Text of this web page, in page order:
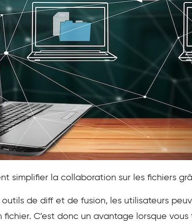
simplifier la collaboration sur les fichiers
de diff et de fusion, les utilisateurs
fichier. C’est donc un avantage lorsque